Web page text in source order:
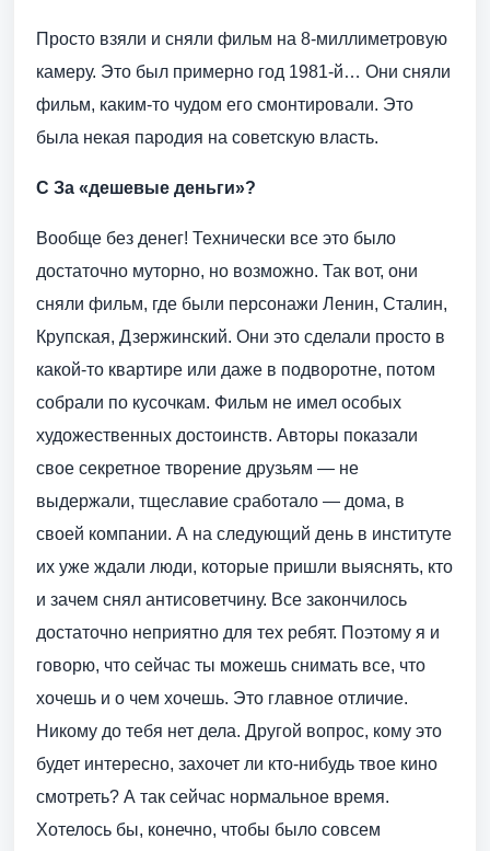
Просто взяли и сняли фильм на 8-миллиметровую
камеру. Это был примерно год 1981-й… Они сняли
фильм, каким-то чудом его смонтировали. Это
была некая пародия на советскую власть.
С За «дешевые деньги»?
Вообще без денег! Технически все это было
достаточно муторно, но возможно. Так вот, они
сняли фильм, где были персонажи Ленин, Сталин,
Крупская, Дзержинский. Они это сделали просто в
какой-то квартире или даже в подворотне, потом
собрали по кусочкам. Фильм не имел особых
художественных достоинств. Авторы показали
свое секретное творение друзьям — не
выдержали, тщеславие сработало — дома, в
своей компании. А на следующий день в институте
их уже ждали люди, которые пришли выяснять, кто
и зачем снял антисоветчину. Все закончилось
достаточно неприятно для тех ребят. Поэтому я и
говорю, что сейчас ты можешь снимать все, что
хочешь и о чем хочешь. Это главное отличие.
Никому до тебя нет дела. Другой вопрос, кому это
будет интересно, захочет ли кто-нибудь твое кино
смотреть? А так сейчас нормальное время.
Хотелось бы, конечно, чтобы было совсем